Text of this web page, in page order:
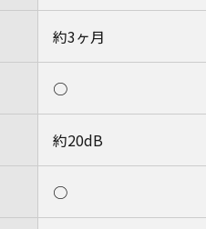
約3ヶ月
○
約20dB
○